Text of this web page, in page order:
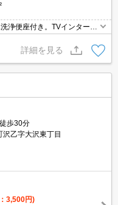
浄便座付き。TVインターホ
初期費用・家賃カード払い
ターネット無料。
詳細を見る
歩30分
乙字大沢東丁目
3,500円)